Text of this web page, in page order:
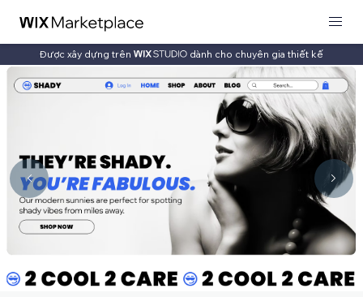
Được xây dựng trên dành cho chuyên gia thiết kế